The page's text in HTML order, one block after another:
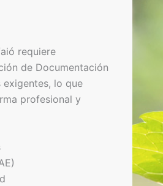
requiere
de Documentación
lo que
profesional y